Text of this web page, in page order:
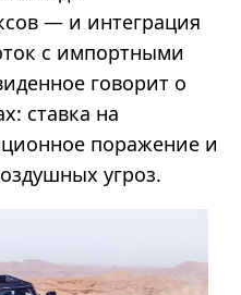
— и интеграция
с импортными
говорит о
ставка на
поражение и
угроз.